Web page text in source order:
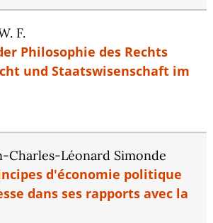
F.
Philosophie des Rechts
und Staatswisenschaft im
Charles-Léonard Simonde
d'économie politique
dans ses rapports avec la